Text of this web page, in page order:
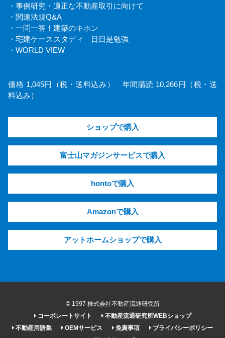
・事例研究・適正な不動産取引に向けて
・関連法規Q&A
・一問一答！建築のキホン
・宅建ケーススタディ 日日是勉強
・WORLD VIEW
価格 1,045円（税・送料込み） 年間購読 10,266円（税・送
料込み）
ショップで購入
富士山マガジンサービスで購入
hontoで購入
Amazonで購入
アットホームショップで購入
© 1997 株式会社不動産流通研究所
コーポレートサイト
不動産流通研究所WEBショップ
不動産用語集
OEMサービス 免責事項
プライバシーポリシー